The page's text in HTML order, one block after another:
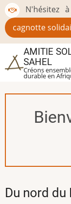
Aller
au
contenu
principal
N'hésitez
cagnotte
AMITIE
SAHEL
Créons
durable en
Du nord du